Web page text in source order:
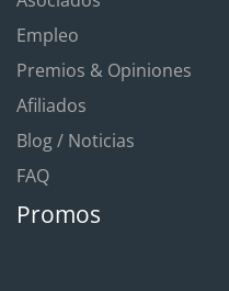
Empleo
Premios & Opiniones
Afiliados
Blog / Noticias
FAQ
Promos